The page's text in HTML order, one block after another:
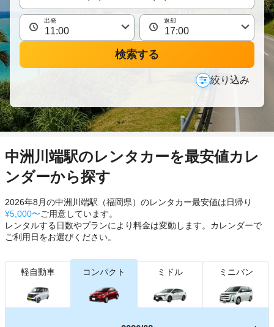
出発 返却
検索する
絞り込み
中洲川端駅のレンタカーを最安値カレ
ンダーから探す
2026年8月の中洲川端駅（福岡県）のレンタカー最安値は日帰り
¥5,000〜ご用意しています。
レンタルする日数やプランにより料金は変動します。カレンダーで
ご利用日をお選びください。
軽自動車 コンパクト ミドル ミニバン